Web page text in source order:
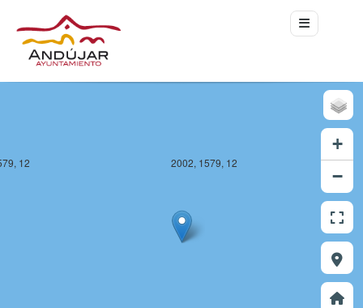
12 2002, 1579, 12
+
−